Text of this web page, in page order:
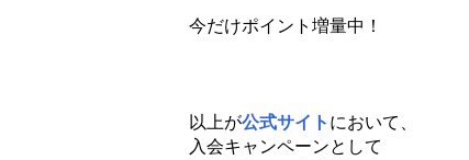
今だけポイント増量中！
以上が公式サイト において、
入会キャンペーンとして